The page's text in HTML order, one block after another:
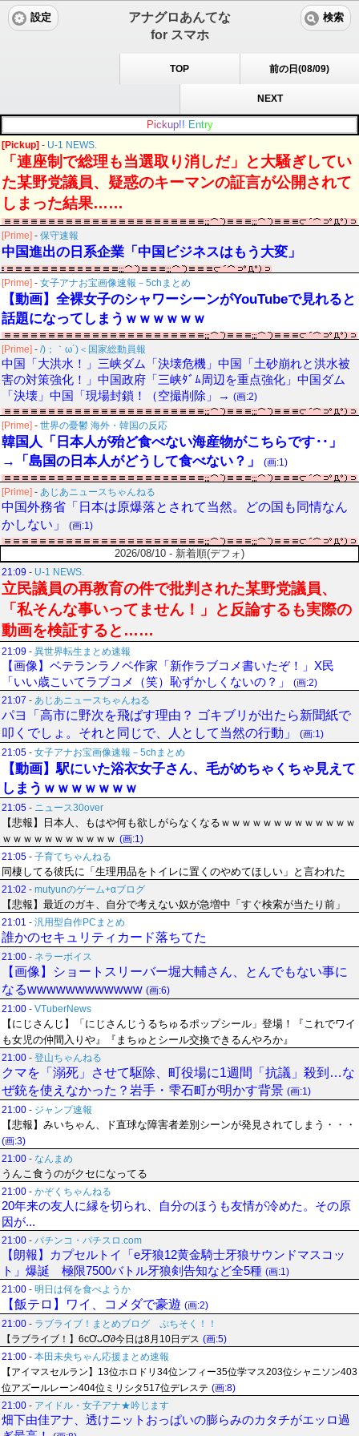
アナグロあんてな
for スマホ
設定 検索
TOP 前の日(08/09)
NEXT
Pic kup!! Entry
[Pickup] - U-1 NEWS.
「連座制で総理も当選取り消しだ」と大騒ぎしてい
た某野党議員、疑惑のキーマンの証言が公開されて
しまった結果……
[Prime] - 保守速報
中国進出の日系企業「中国ビジネスはもう大変」
[Prime] - 女子アナお宝画像速報－5chまとめ
【動画】全裸女子のシャワーシーンがYouTubeで見れると
話題になってしまうｗｗｗｗｗｗ
[Prime] - /)；｀ω´)＜国家総動員報
中国「大洪水！」三峡ダム「決壊危機」中国「土砂崩れと洪水被
害の対策強化！」中国政府「三峡ﾀﾞﾑ周辺を重点強化」中国ダム
「決壊」中国「現場封鎖！（空撮削除」→ (画:2)
[Prime] - 世界の憂鬱 海外・韓国の反応
韓国人「日本人が殆ど食べない海産物がこちらです‥」
→「島国の日本人がどうして食べない？」
(画:1)
[Prime] - あじあニュースちゃんねる
中国外務省「日本は原爆落とされて当然。どの国も同情なん
かしない」
(画:1)
2026/08/10 - 新着順(デフォ)
21:09 - U-1 NEWS.
立民議員の再教育の件で批判された某野党議員、
「私そんな事いってません！」と反論するも実際の
動画を検証すると……
21:09 - 異世界転生まとめ速報
【画像】ベテランラノベ作家「新作ラブコメ書いたぞ！」X民
「いい歳こいてラブコメ（笑）恥ずかしくないの？」
(画:2)
21:07 - あじあニュースちゃんねる
パヨ「高市に野次を飛ばす理由？ ゴキブリが出たら新聞紙で
叩くでしょ。それと同じで、人として当然の行動」
(画:1)
21:05 - 女子アナお宝画像速報－5chまとめ
【動画】駅にいた浴衣女子さん、毛がめちゃくちゃ見えて
しまうｗｗｗｗｗｗｗ
21:05 - ニュース30over
【悲報】日本人、もはや何も欲しがらなくなるｗｗｗｗｗｗｗｗｗｗｗｗｗ
ｗｗｗｗｗｗｗｗｗｗｗ (画:1)
21:05 - 子育てちゃんねる
同棲してる彼氏に「生理用品をトイレに置くのやめてほしい」と言われた
21:02 - mutyunのゲーム+αブログ
【悲報】最近のガキ、自分で考えない奴が急増中「すぐ検索が当たり前」
21:01 - 汎用型自作PCまとめ
誰かのセキュリティカード落ちてた
21:00 - ネラーボイス
【画像】ショートスリーバー堀大輔さん、とんでもない事に
なるwwwwwwwwwwww (画:6)
21:00 - VTuberNews
【にじさんじ】「にじさんじうるちゅるポップシール」登場！『これでワイ
も女児の仲間入りや』『まちゅとシール交換できるんやろか』
21:00 - 登山ちゃんねる
クマを「溺死」させて駆除、町役場に1週間「抗議」殺到…な
ぜ銃を使えなかった？岩手・雫石町が明かす背景 (画:1)
21:00 - ジャンプ速報
【悲報】みいちゃん、ド直球な障害者差別シーンが発見されてしまう・・・
(画:3)
21:00 - なんまめ
うんこ食うのがクセになってる
21:00 - かぞくちゃんねる
20年来の友人に縁を切られ、自分のほうも友情が冷めた。その原
因が...
21:00 - パチンコ・パチスロ.com
【朗報】カプセルトイ「e牙狼12黄金騎士牙狼サウンドマスコッ
ト」爆誕 極限7500バトル牙狼剣告知など全5種 (画:1)
21:00 - 明日は何を食べようか
【飯テロ】ワイ、コメダで豪遊 (画:2)
21:00 - ラブライブ！まとめブログ ぷちそく！！
【ラブライブ！】6cƠᴗƠ∂今日は8月10日デス (画:5)
21:00 - 本田未央ちゃん応援まとめ速報
【アイマスセルラン】13位ホロドリ34位ンフィー35位学マス203位シャニソン403
位アズールレーン404位ミリシタ517位デレステ (画:8)
21:00 - アイドル・女子アナ★吟じます
畑下由佳アナ、透けニットおっぱいの膨らみのカタチがエッロ過